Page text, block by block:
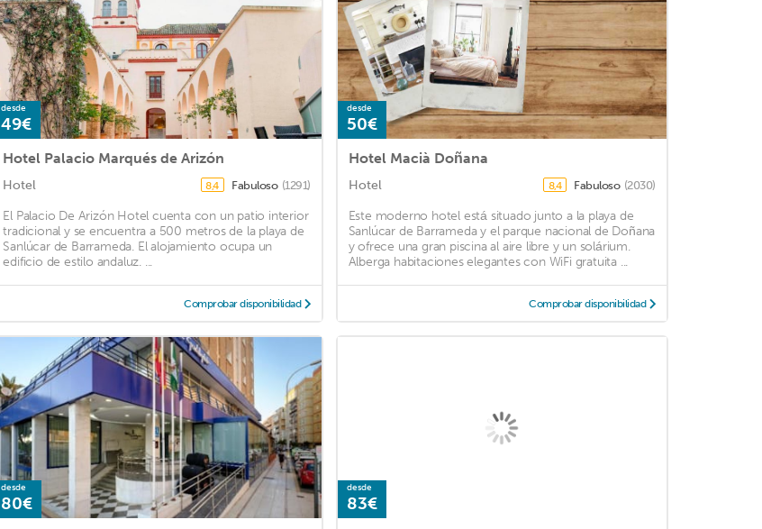
desde
49€
Hotel Palacio Marqués de Arizón
Hotel 8,4 Fabuloso (1291)
El Palacio De Arizón Hotel cuenta con un patio interior
tradicional y se encuentra a 500 metros de la playa de
Sanlúcar de Barrameda. El alojamiento ocupa un
edificio de estilo andaluz. ...
Comprobar disponibilidad
desde
50€
Hotel Macià Doñana
Hotel 8,4 Fabuloso (2030)
Este moderno hotel está situado junto a la playa de
Sanlúcar de Barrameda y el parque nacional de Doñana
y ofrece una gran piscina al aire libre y un solárium.
Alberga habitaciones elegantes con WiFi gratuita ...
Comprobar disponibilidad
desde
80€
desde
83€